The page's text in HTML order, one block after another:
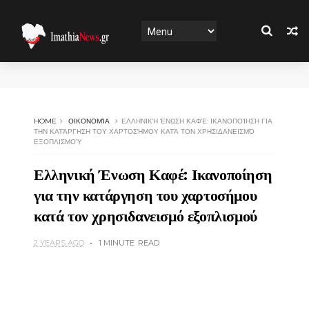
HOME ΟΙΚΟΝΟΜΊΑ
ΕΛΛΗΝΙΚΉ ΈΝΩΣΗ ΚΑΦΈ: ΙΚΑΝΟΠΟΊΗΣΗ ΓΙΑ
ΤΗΝ ΚΑΤΆΡΓΗΣΗ ΤΟΥ ΧΑΡΤΟΣΉΜΟΥ ΚΑΤΆ ΤΟΝ ΧΡΗΣΙΔΑΝΕΙΣΜΌ
ΕΞΟΠΛΙΣΜΟΎ
Ελληνική Ένωση Καφέ: Ικανοποίηση
για την κατάργηση του χαρτοσήμου
κατά τον χρησιδανεισμό εξοπλισμού
2 YEARS AGO 1 MINUTE READ